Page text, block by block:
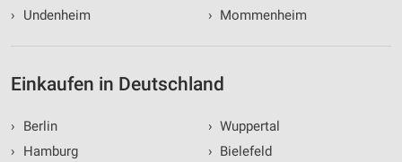
›
Undenheim
› Mommenheim
Einkaufen in Deutschland
›
Berlin
›
Hamburg
› Wuppertal
› Bielefeld